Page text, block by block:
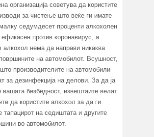
организација советува да користите
за чистење што веќе ги имате
седумдесет проценти алкохолен
ефикасен против коронавирус, а
алкохол нема да направи никаква
на автомобилот. Всушност,
производителите на автомобили
за дезинфекција на делови. За да ја
вашата безбедност, извештаите велат
да користите алкохол за да ги
тапацирот на седиштата и другите
во автомобилот.